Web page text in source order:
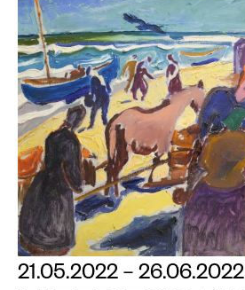
21.05.2022 – 26.06.2022